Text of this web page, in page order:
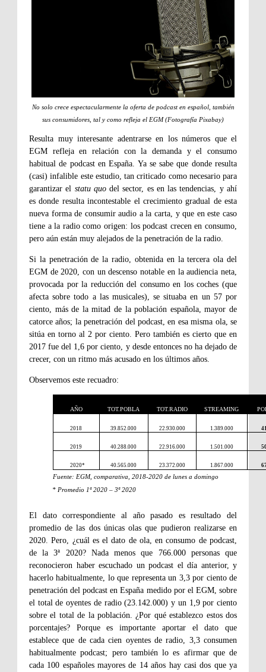
No solo crece espectacularmente la oferta de podcast en español, también
sus consumidores, tal y como refleja el EGM (Fotografía Pixabay)
Resulta muy interesante adentrarse en los números que el
EGM refleja en relación con la demanda y el consumo
habitual de podcast en España. Ya se sabe que donde resulta
(casi) infalible este estudio, tan criticado como necesario para
garantizar el statu quodel sector, es en las tendencias, y ahí
es donde resulta incontestable el crecimiento gradual de esta
nueva forma de consumir audio a la carta, y que en este caso
tiene a la radio como origen: los podcast crecen en consumo,
pero aún están muy alejados de la penetración de la radio.
Si la penetración de la radio, obtenida en la tercera ola del
EGM de 2020, con un descenso notable en la audiencia neta,
provocada por la reducción del consumo en los coches (que
afecta sobre todo a las musicales), se situaba en un 57 por
ciento, más de la mitad de la población española, mayor de
catorce años; la penetración del podcast, en esa misma ola, se
sitúa en torno al 2 por ciento. Pero también es cierto que en
2017 fue del 1,6 por ciento, y desde entonces no ha dejado de
crecer, con un ritmo más acusado en los últimos años.
Observemos este recuadro:
AÑO TOT.POBLA TOT.RADIO STREAMING
2018 39.852.000 22.930.000 1.389.000
2019 40.288.000 22.916.000 1.501.000
2020* 40.565.000 23.372.000 1.867.000
Fuente: EGM, comparativa, 2018-2020 de lunes a domingo
* Promedio 1ª 2020 – 3ª 2020
El dato correspondiente al año pasado es resultado del
promedio de las dos únicas olas que pudieron realizarse en
2020. Pero, ¿cuál es el dato de ola, en consumo de podcast,
de la 3ª 2020? Nada menos que 766.000 personas que
reconocieron haber escuchado un podcast el día anterior, y
hacerlo habitualmente, lo que representa un 3,3 por ciento de
penetración del podcast en España medido por el EGM, sobre
el total de oyentes de radio (23.142.000) y un 1,9 por ciento
sobre el total de la población. ¿Por qué establezco estos dos
porcentajes? Porque es importante aportar el dato que
establece que de cada cien oyentes de radio, 3,3 consumen
habitualmente podcast; pero también lo es afirmar que de
cada 100 españoles mayores de 14 años hay casi dos que ya